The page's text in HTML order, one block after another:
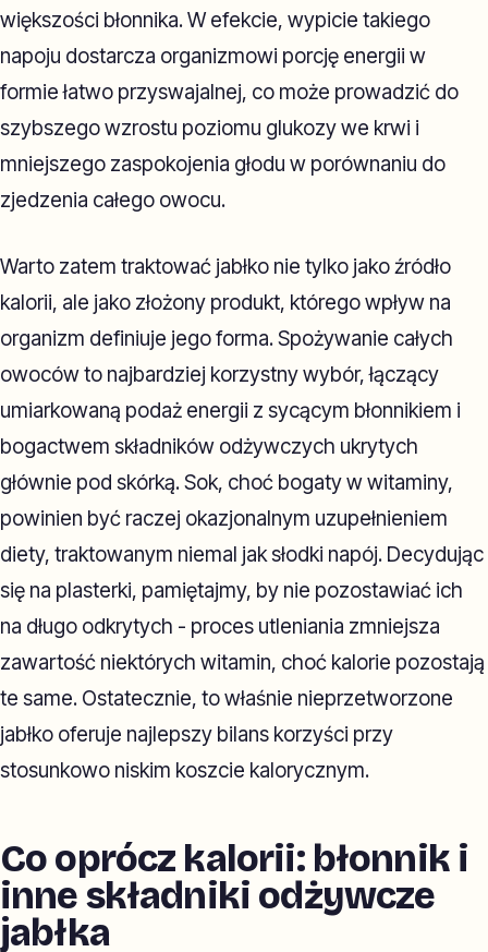
większości błonnika. W efekcie, wypicie takiego
napoju dostarcza organizmowi porcję energii w
formie łatwo przyswajalnej, co może prowadzić do
szybszego wzrostu poziomu glukozy we krwi i
mniejszego zaspokojenia głodu w porównaniu do
zjedzenia całego owocu.
Warto zatem traktować jabłko nie tylko jako źródło
kalorii, ale jako złożony produkt, którego wpływ na
organizm definiuje jego forma. Spożywanie całych
owoców to najbardziej korzystny wybór, łączący
umiarkowaną podaż energii z sycącym błonnikiem i
bogactwem składników odżywczych ukrytych
głównie pod skórką. Sok, choć bogaty w witaminy,
powinien być raczej okazjonalnym uzupełnieniem
diety, traktowanym niemal jak słodki napój. Decydując
się na plasterki, pamiętajmy, by nie pozostawiać ich
na długo odkrytych - proces utleniania zmniejsza
zawartość niektórych witamin, choć kalorie pozostają
te same. Ostatecznie, to właśnie nieprzetworzone
jabłko oferuje najlepszy bilans korzyści przy
stosunkowo niskim koszcie kalorycznym.
Co oprócz kalorii: błonnik i
inne składniki odżywcze
jabłka